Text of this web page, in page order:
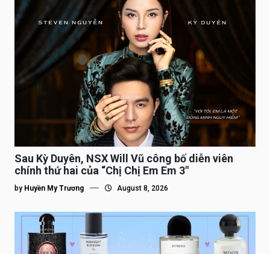
Sau Kỳ Duyên, NSX Will Vũ công bố diễn viên
chính thứ hai của “Chị Chị Em Em 3″
by Huyền My Trương August 8, 2026